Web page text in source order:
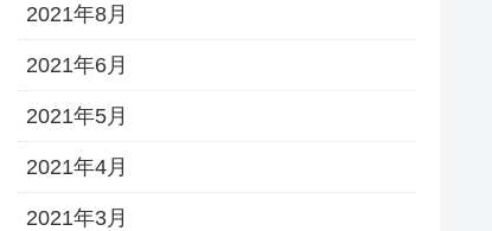
2021年8月
2021年6月
2021年5月
2021年4月
2021年3月